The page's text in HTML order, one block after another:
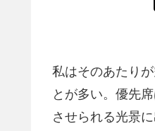
私はそのあたり
とが多い。優先
させられる光景